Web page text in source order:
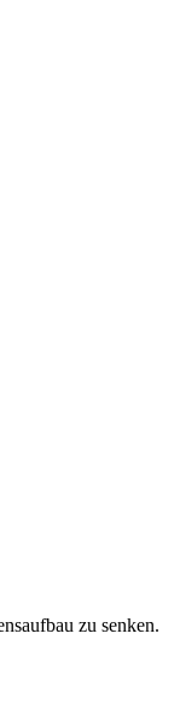
zu senken.